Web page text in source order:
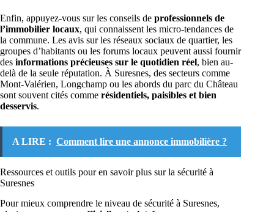
Enfin, appuyez-vous sur les conseils de professionnels de
l’immobilier locaux, qui connaissent les micro-tendances de
la commune. Les avis sur les réseaux sociaux de quartier, les
groupes d’habitants ou les forums locaux peuvent aussi fournir
des informations précieuses sur le quotidien réel, bien au-
delà de la seule réputation. À Suresnes, des secteurs comme
Mont-Valérien, Longchamp ou les abords du parc du Château
sont souvent cités comme résidentiels, paisibles et bien
desservis.
A LIRE : Comment lire une annonce immobilière ?
Ressources et outils pour en savoir plus sur la sécurité à
Suresnes
Pour mieux comprendre le niveau de sécurité à Suresnes,